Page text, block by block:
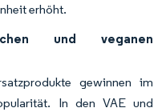
erhöht.
und veganen
gewinnen im
In den VAE und